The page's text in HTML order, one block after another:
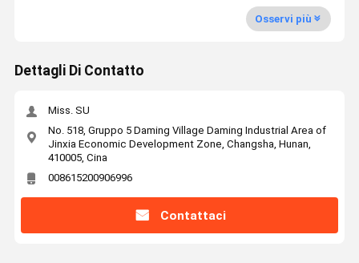
Osservi più
Dettagli Di Contatto
Miss. SU
No. 518, Gruppo 5 Daming Village Daming Industrial Area of
Jinxia Economic Development Zone, Changsha, Hunan,
410005, Cina
008615200906996
Contattaci